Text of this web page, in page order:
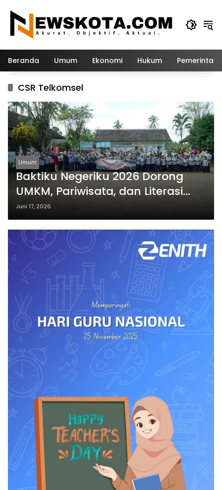
konten
Beranda Umum Ekonomi Hukum
CSR Telkomsel
Umum
Baktiku Negeriku 2026 Dorong
UMKM, Pariwisata, dan Literasi
Digital Desa Bayu
Juni 17, 2026